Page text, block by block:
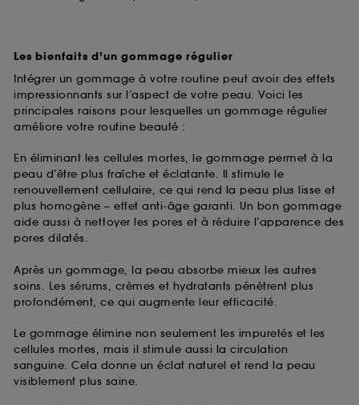
Les bienfaits d’un gommage régulier
Intégrer un gommage à votre routine peut avoir des effets
impressionnants sur l’aspect de votre peau. Voici les
principales raisons pour lesquelles un gommage régulier
améliore votre routine beauté :
En éliminant les cellules mortes, le gommage permet à la
peau d’être plus fraîche et éclatante. Il stimule le
renouvellement cellulaire, ce qui rend la peau plus lisse et
plus homogène – effet anti-âge garanti. Un bon gommage
aide aussi à nettoyer les pores et à réduire l’apparence des
pores dilatés.
Après un gommage, la peau absorbe mieux les autres
soins. Les sérums, crèmes et hydratants pénètrent plus
profondément, ce qui augmente leur efficacité.
Le gommage élimine non seulement les impuretés et les
cellules mortes, mais il stimule aussi la circulation
sanguine. Cela donne un éclat naturel et rend la peau
visiblement plus saine.